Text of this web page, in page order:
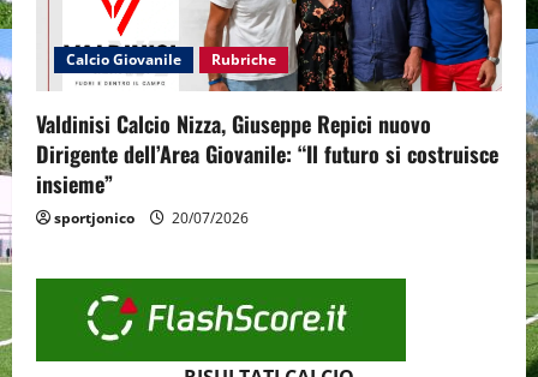
Calcio Giovanile Rubriche
Valdinisi Calcio Nizza, Giuseppe Repici nuovo
Dirigente dell’Area Giovanile: “Il futuro si costruisce
insieme”
sportjonico 20/07/2026